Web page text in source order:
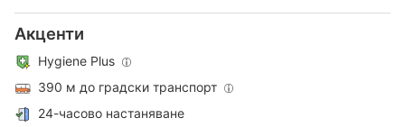
Акценти
Hygiene Plus
390 м до градски транспорт
24-часово настаняване